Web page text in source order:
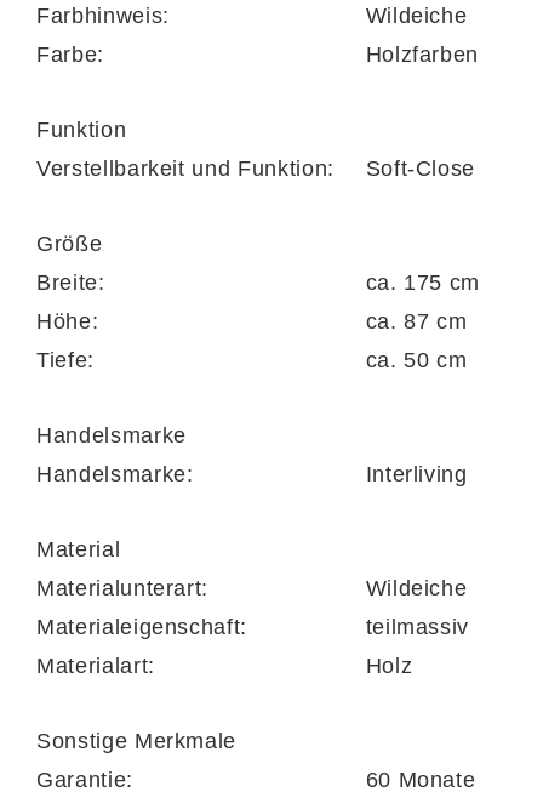
durchdachte Aufteilung, die Platz für
verschiedenste Wohnbedürfnisse schafft.
Holzböden
oder Haushaltsutensilien. Eine
Glastür mit
zwei Klarglasböden
bietet Raum für die
stilvolle Präsentation deiner Deko-Elemente,
Alltagsgegenstände schaffen. Eine
zusätzliche Klapptür
sorgt für noch mehr
Wohnzimmer ein – ob als Solitärschrank
Farbhinweis:
Wildeiche
Farbe:
Holzfarben
Funktion
Verstellbarkeit und Funktion:
Soft-Close
Größe
Breite:
ca. 175 cm
Höhe:
ca. 87 cm
Tiefe:
ca. 50 cm
Handelsmarke
Handelsmarke:
Interliving
Material
Materialunterart:
Wildeiche
Materialeigenschaft:
teilmassiv
Materialart:
Holz
Sonstige Merkmale
Garantie:
60 Monate